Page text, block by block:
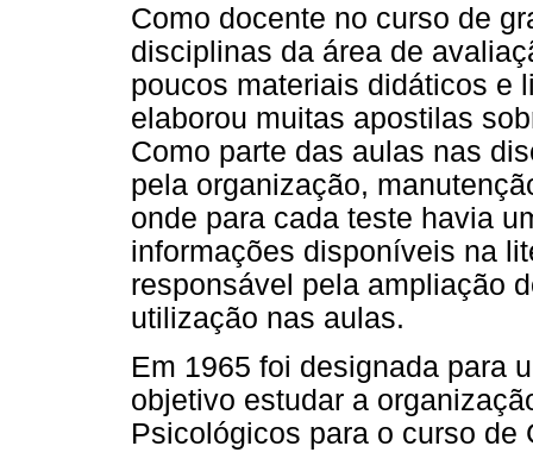
Como docente no curso de
disciplinas da área de
poucos materiais didáticos e
elaborou muitas apostilas
Como parte das aulas nas
pela organização,
onde para cada teste havia
informações disponíveis na
responsável pela ampliação
utilização nas aulas.
Em 1965 foi designada para
objetivo estudar a
Psicológicos para o curso de